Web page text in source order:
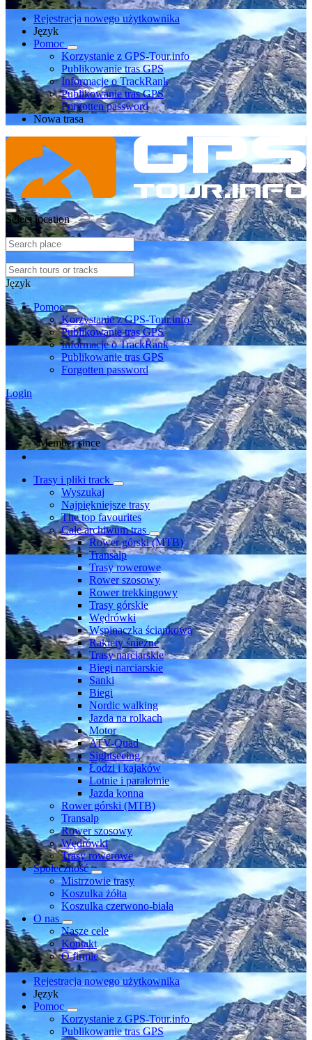
Rejestracja nowego użytkownika
Język
Pomoc
Korzystanie z GPS-Tour.info
Publikowanie tras GPS
Informacje o TrackRank
Publikowanie tras GPS
Forgotten password
Nowa trasa
Select location
Język
Pomoc
Korzystanie z GPS-Tour.info
Publikowanie tras GPS
Informacje o TrackRank
Publikowanie tras GPS
Forgotten password
Login
Member since
Trasy i pliki track
Wyszukaj
Najpiękniejsze trasy
The top favourites
Całe archiwum tras
Rower górski (MTB)
Transalp
Trasy rowerowe
Rower szosowy
Rower trekkingowy
Trasy górskie
Wędrówki
Wspinaczka ściankowa
Rakiety śnieżne
Trasy narciarskie
Biegi narciarskie
Sanki
Biegi
Nordic walking
Jazda na rolkach
Motor
ATV-Quad
Sightseeing
Łodzi i kajaków
Lotnie i paralotnie
Jazda konna
Rower górski (MTB)
Transalp
Rower szosowy
Wędrówki
Trasy rowerowe
Społeczność
Mistrzowie trasy
Koszulka żółta
Koszulka czerwono-biała
O nas
Nasze cele
Kontakt
O firmie
Rejestracja nowego użytkownika
Język
Pomoc
Korzystanie z GPS-Tour.info
Publikowanie tras GPS